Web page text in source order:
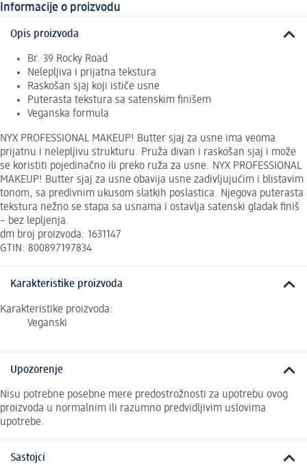
Informacije o proizvodu
Opis proizvoda
Br. 39 Rocky Road
Nelepljiva i prijatna tekstura
Raskošan sjaj koji ističe usne
Puterasta tekstura sa satenskim finišem
Veganska formula
NYX PROFESSIONAL MAKEUP! Butter sjaj za usne ima veoma
prijatnu i nelepljivu strukturu. Pruža divan i raskošan sjaj i može
se koristiti pojedinačno ili preko ruža za usne. NYX PROFESSIONAL
MAKEUP! Butter sjaj za usne obavija usne zadivljujućim i blistavim
tonom, sa predivnim ukusom slatkih poslastica. Njegova puterasta
tekstura nežno se stapa sa usnama i ostavlja satenski gladak finiš
– bez lepljenja.
dm broj proizvoda: 1631147
GTIN: 800897197834
Karakteristike proizvoda
Karakteristike proizvoda:
Veganski
Upozorenje
Nisu potrebne posebne mere predostrožnosti za upotrebu ovog
proizvoda u normalnim ili razumno predvidljivim uslovima
upotrebe.
Sastojci